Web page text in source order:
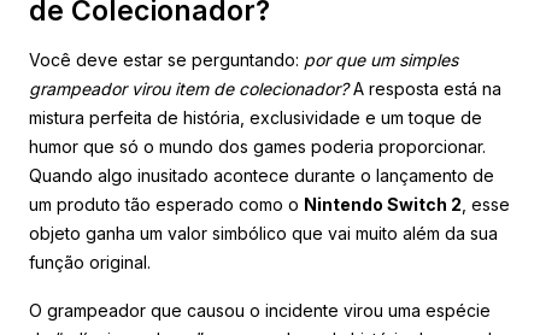
de Colecionador?
Você deve estar se perguntando: por que um simples
grampeador virou item de colecionador?A resposta está na
mistura perfeita de história, exclusividade e um toque de
humor que só o mundo dos games poderia proporcionar.
Quando algo inusitado acontece durante o lançamento de
um produto tão esperado como o Nintendo Switch 2 , esse
objeto ganha um valor simbólico que vai muito além da sua
função original.
O grampeador que causou o incidente virou uma espécie